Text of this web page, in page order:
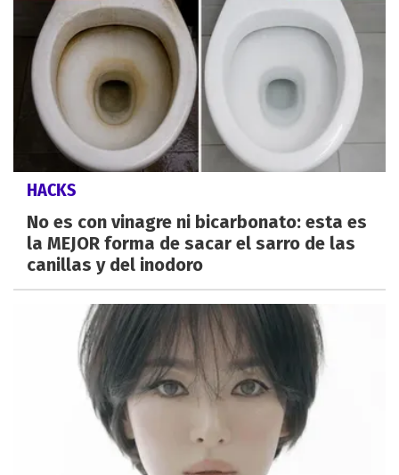
HACKS
No es con vinagre ni bicarbonato: esta es
la MEJOR forma de sacar el sarro de las
canillas y del inodoro